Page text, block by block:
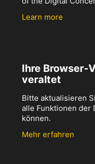
Learn more
Ihre Browser-
veraltet
Bitte aktualisieren
alle Funktionen der
können.
Mehr erfahren